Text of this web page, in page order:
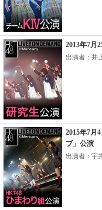
2013年7月
出演者：井
2015年7月
ブ」公演
出演者：宇